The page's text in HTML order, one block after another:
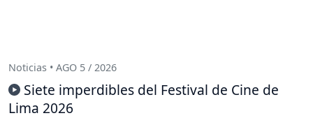
Noticias • AGO 5 / 2026
Siete imperdibles del Festival de Cine de
Lima 2026